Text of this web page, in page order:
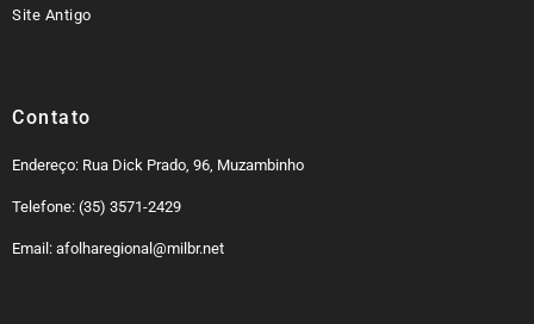
Site Antigo
Contato
Endereço: Rua Dick Prado, 96, Muzambinho
Telefone: (35) 3571-2429
Email: afolharegional@milbr.net